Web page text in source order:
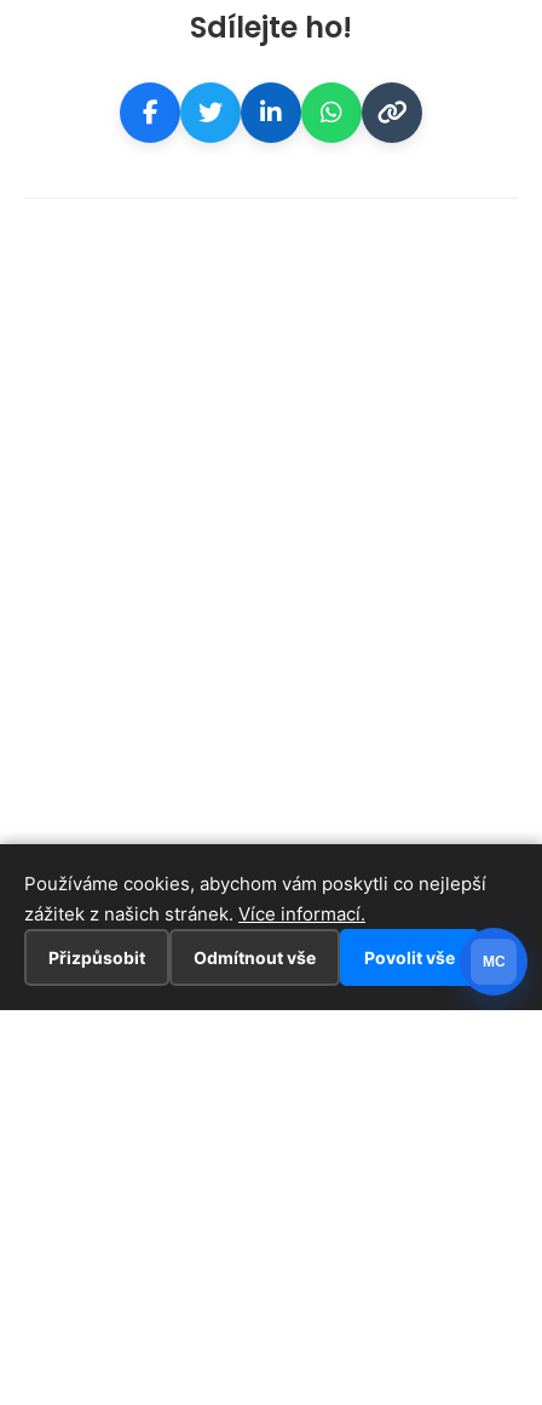
Sdílejte ho!
Používáme cookies, abychom vám poskytli co nejlepší
zážitek z našich stránek. Více informací.
Přizpůsobit Odmítnout vše Povolit vše MC